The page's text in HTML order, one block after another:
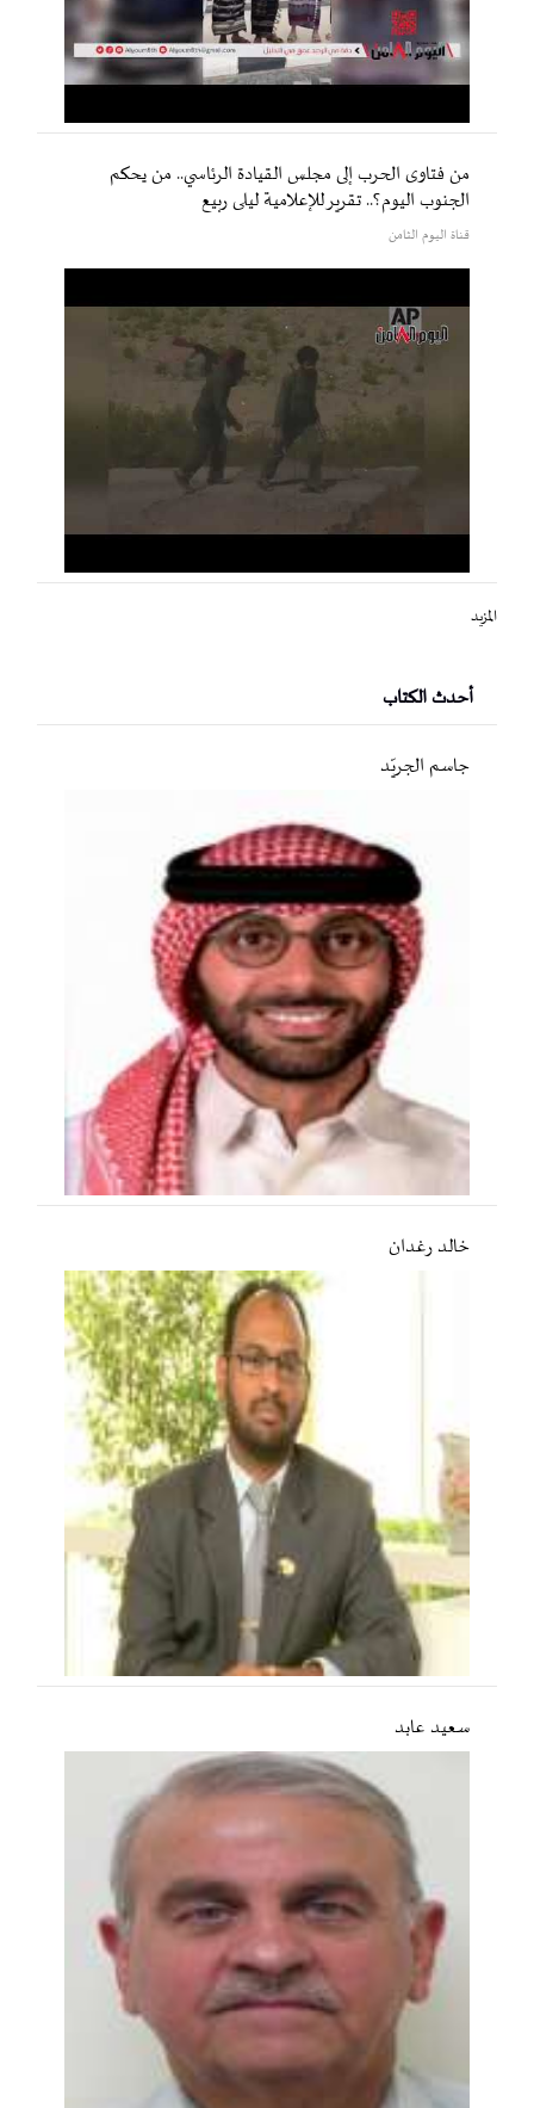
من فتاوى الحرب إلى مجلس القيادة الرئاسي.. من يحكم
الجنوب اليوم؟.. تقرير للإعلامية ليلى ربيع
قناة اليوم الثامن
المزيد
أحدث الكتاب
جاسم الجريّد
خالد رغدان
سعید عابد